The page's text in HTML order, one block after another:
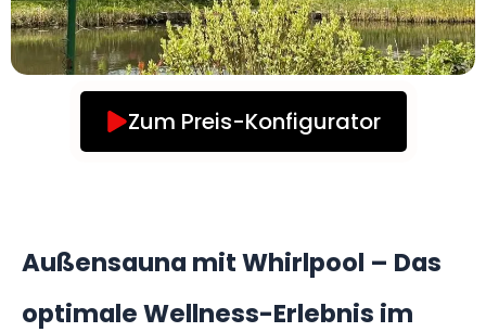
Zum Preis-Konfigurator
Außensauna mit Whirlpool – Das
optimale Wellness-Erlebnis im